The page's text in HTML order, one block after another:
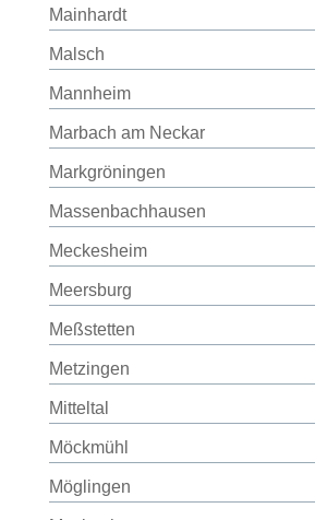
Mainhardt
Malsch
Mannheim
Marbach am Neckar
Markgröningen
Massenbachhausen
Meckesheim
Meersburg
Meßstetten
Metzingen
Mitteltal
Möckmühl
Möglingen